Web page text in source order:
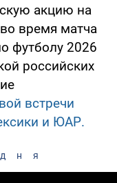
акцию на
время матча
футболу 2026
российских
встречи
и ЮАР.